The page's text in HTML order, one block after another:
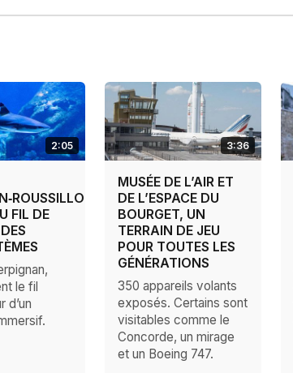
2:05
FIL DE
le fil
d’un
3:36
MUSÉE DE L’AIR ET
DE L’ESPACE DU
BOURGET, UN
TERRAIN DE JEU
POUR TOUTES LES
GÉNÉRATIONS
350 appareils volants
exposés. Certains sont
visitables comme le
Concorde, un mirage
et un Boeing 747.